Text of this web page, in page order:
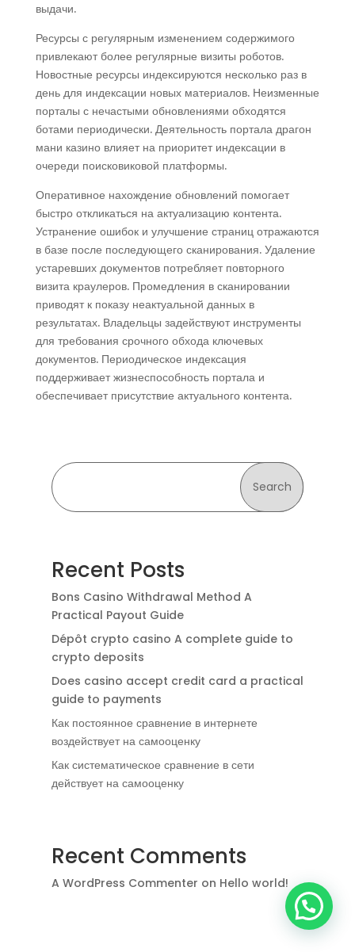
выдачи.
Ресурсы с регулярным изменением содержимого
привлекают более регулярные визиты роботов.
Новостные ресурсы индексируются несколько раз в
день для индексации новых материалов. Неизменные
порталы с нечастыми обновлениями обходятся
ботами периодически. Деятельность портала драгон
мани казино влияет на приоритет индексации в
очереди поисковиковой платформы.
Оперативное нахождение обновлений помогает
быстро откликаться на актуализацию контента.
Устранение ошибок и улучшение страниц отражаются
в базе после последующего сканирования. Удаление
устаревших документов потребляет повторного
визита краулеров. Промедления в сканировании
приводят к показу неактуальной данных в
результатах. Владельцы задействуют инструменты
для требования срочного обхода ключевых
документов. Периодическое индексация
поддерживает жизнеспособность портала и
обеспечивает присутствие актуального контента.
Search
Recent Posts
Bons Casino Withdrawal Method A
Practical Payout Guide
Dépôt crypto casino A complete guide to
crypto deposits
Does casino accept credit card a practical
guide to payments
Как постоянное сравнение в интернете
воздействует на самооценку
Как систематическое сравнение в сети
действует на самооценку
Recent Comments
A WordPress Commenter on Hello world!